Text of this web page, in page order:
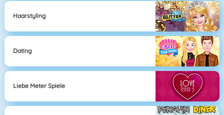
Haarstyling
Dating
Liebe Meter Spiele